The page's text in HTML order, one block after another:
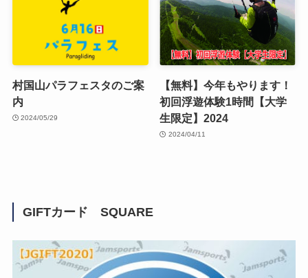
村国山パラフェスタのご案
内
2024/05/29
【無料】今年もやります！
初回浮遊体験1時間【大学
生限定】2024
2024/04/11
GIFTカード SQUARE